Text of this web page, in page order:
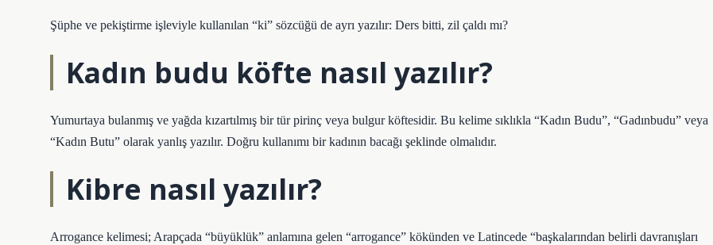
Şüphe ve pekiştirme işleviyle kullanılan “ki” sözcüğü de ayrı yazılır: Ders bitti, zil çaldı mı?
Kadın budu köfte nasıl yazılır?
Yumurtaya bulanmış ve yağda kızartılmış bir tür pirinç veya bulgur köftesidir. Bu kelime sıklıkla “Kadın Budu”, “Gadınbudu” veya
“Kadın Butu” olarak yanlış yazılır. Doğru kullanımı bir kadının bacağı şeklinde olmalıdır.
Kibre nasıl yazılır?
Arrogance kelimesi; Arapçada “büyüklük” anlamına gelen “arrogance” kökünden ve Latincede “başkalarından belirli davranışları